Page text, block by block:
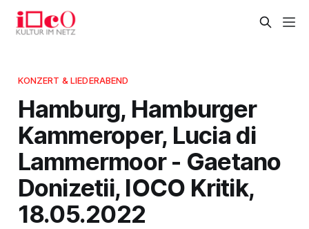
KONZERT & LIEDERABEND
Hamburg, Hamburger
Kammeroper, Lucia di
Lammermoor - Gaetano
Donizetii, IOCO Kritik,
18.05.2022